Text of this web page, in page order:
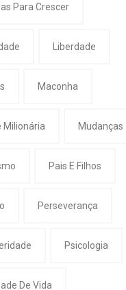
Para Crescer
Liberdade
Maconha
Milionária Mudanças
Pais E Filhos
Perseverança
Psicologia
De Vida